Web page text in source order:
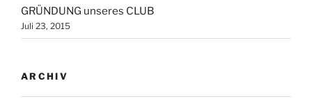
GRÜNDUNG unseres CLUB
Juli 23, 2015
ARCHIV